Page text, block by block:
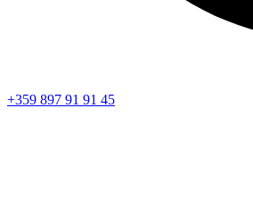
+359 897 91 91 45